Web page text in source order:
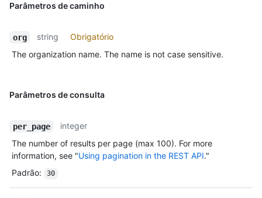
Parâmetros de caminho
org string
Obrigatório
The organization name. The name is not case sensitive.
Parâmetros de consulta
per_page
integer
The number of results per page (max 100). For more
information, see "Using pagination in the REST API."
Padrão: 30